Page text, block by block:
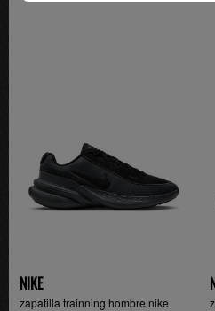
NIKE
zapatilla trainning hombre nike